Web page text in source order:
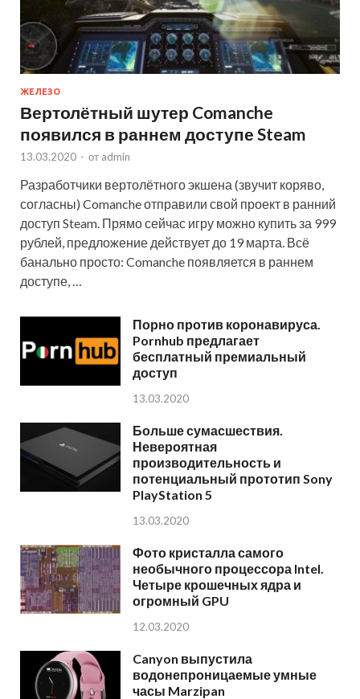
ЖЕЛЕЗО
Вертолётный шутер Comanche
появился в раннем доступе Steam
13.03.2020 - от admin
Разработчики вертолётного экшена (звучит коряво,
согласны) Comanche отправили свой проект в ранний
доступ Steam. Прямо сейчас игру можно купить за 999
рублей, предложение действует до 19 марта. Всё
банально просто: Comanche появляется в раннем
доступе, …
Порно против коронавируса.
Pornhub предлагает
бесплатный премиальный
доступ
13.03.2020
Больше сумасшествия.
Невероятная
производительность и
потенциальный прототип Sony
PlayStation 5
13.03.2020
Фото кристалла самого
необычного процессора Intel.
Четыре крошечных ядра и
огромный GPU
12.03.2020
Canyon выпустила
водонепроницаемые умные
часы Marzipan